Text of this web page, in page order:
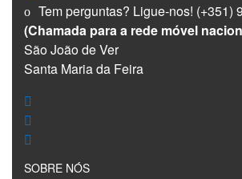
Tem perguntas? Ligue-nos! (+351)
(Chamada para a rede móvel
São João de Ver
Santa Maria da Feira
SOBRE NÓS